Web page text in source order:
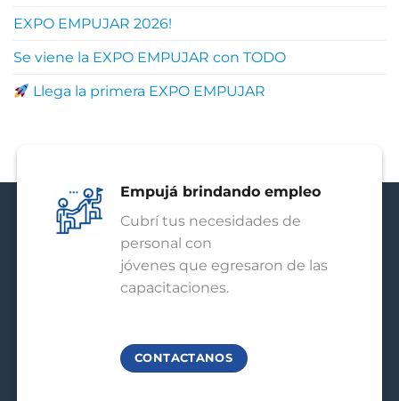
EXPO EMPUJAR 2026!
Se viene la EXPO EMPUJAR con TODO
Llega la primera EXPO EMPUJAR
Empujá brindando empleo
Cubrí tus necesidades de
personal con
jóvenes que egresaron de las
capacitaciones.
CONTACTANOS